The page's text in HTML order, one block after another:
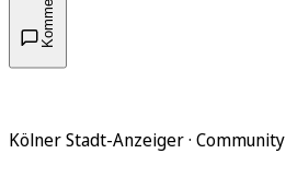
Kölner Stadt-Anzeiger · Community